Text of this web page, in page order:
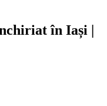
în Iași |